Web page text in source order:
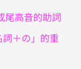
尾高音的助詞
＋の」的重